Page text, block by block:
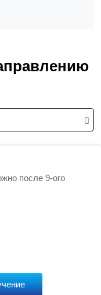
после 9-ого